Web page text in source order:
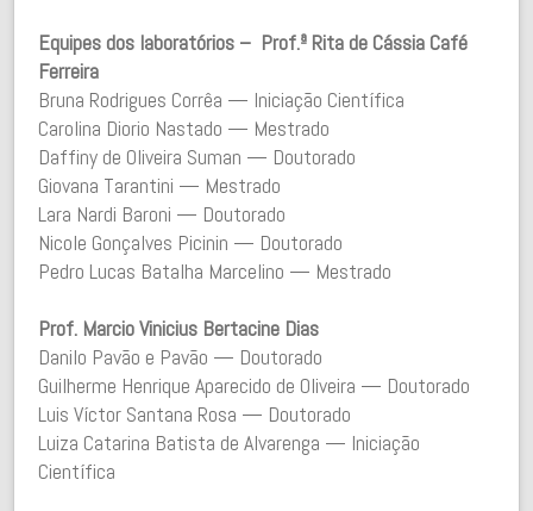
Equipes dos laboratórios – Prof.ª Rita de Cássia Café
Ferreira
Bruna Rodrigues Corrêa — Iniciação Científica
Carolina Diorio Nastado — Mestrado
Daffiny de Oliveira Suman — Doutorado
Giovana Tarantini — Mestrado
Lara Nardi Baroni — Doutorado
Nicole Gonçalves Picinin — Doutorado
Pedro Lucas Batalha Marcelino — Mestrado
Prof. Marcio Vinicius Bertacine Dias
Danilo Pavão e Pavão — Doutorado
Guilherme Henrique Aparecido de Oliveira — Doutorado
Luis Víctor Santana Rosa — Doutorado
Luiza Catarina Batista de Alvarenga — Iniciação
Científica